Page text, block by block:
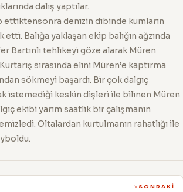
dalış yaptılar.
ettiktensonra denizin dibinde kumların
Balığa yaklaşan ekip balığın ağzında
Bartınlı tehlikeyi göze alarak Müren
sırasında elini Müren’e kaptırma
sökmeyi başardı. Bir çok dalgıç
istemediği keskin dişleri ile bilinen Müren
ekibi yarım saatlik bir çalışmanın
Oltalardan kurtulmanın rahatlığı ile
SONRAKI